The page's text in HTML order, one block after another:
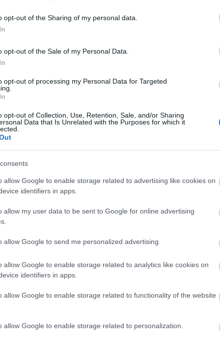
opt-out of the Sharing of my personal data.
opt-out of the Sale of my Personal Data.
opt-out of processing my Personal Data for Targeted
opt-out of Collection, Use, Retention, Sale, and/or Sharing
Data that Is Unrelated with the Purposes for which it
allow Google to enable storage related to advertising like cookies on
identifiers in apps.
allow my user data to be sent to Google for online advertising
allow Google to send me personalized advertising.
allow Google to enable storage related to analytics like cookies on
identifiers in apps.
allow Google to enable storage related to functionality of the website
allow Google to enable storage related to personalization.
bizonnyalViktor Kravcsenko:Én a szabadságot
adaptációja, mely Kravcsenko vádirattal felérő
2015 májusában Balázs Zoltán előadásában lesz
című, 1946-ban megjelent világsikerű
fordítja magyar nyelvre. A kizárólagos jogok
Maladype Színház KHE), a színpadi
felolvasó színházi sorozatunk keretein belül,
tolmácsolásában ismerheti meg először.
belül minden hónap egyik
a klasszikus és kortárs zeneszerzők műveire
a hallgatóságot a zeneművek és
test- és gondolatközelben vizsgálja előadó, mű
elismert szakember közreműködésével, egy adott szám konkrét,
szerepét (Aranymetszés, Fibonacci-számok, stb.) különböző alkotási
énekesnője, a zenekar tíz éves jubileumi
kérte fel, így a Maladype társulata, november 14-